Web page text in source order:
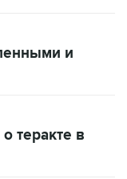
и
теракте в